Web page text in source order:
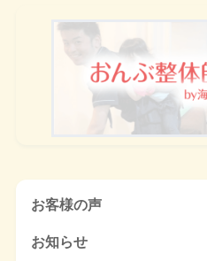
お客様の声
お知らせ